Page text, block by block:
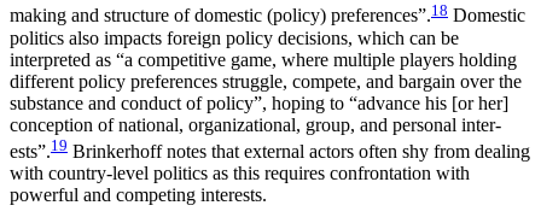
making and structure of domestic (policy) preferences”.18 Domestic
politics also impacts foreign policy decisions, which can be
interpreted as “a competitive game, where multiple players holding
different policy preferences struggle, compete, and bargain over the
substance and conduct of policy”, hoping to “advance his [or her]
conception of national, organizational, group, and personal inter­
ests”.19 Brinkerhoff notes that external actors often shy from dealing
with country-level politics as this requires confrontation with
powerful and competing interests.